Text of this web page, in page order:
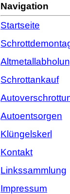
Navigation
Startseite
Schrottankauf
Autoentsorgen
Klüngelskerl
Kontakt
Linkssammlung
Impressum